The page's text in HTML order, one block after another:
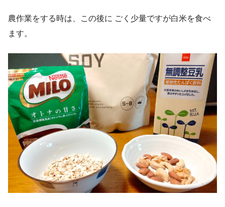
農作業をする時は、この後に ごく少量ですが白米を食べ
ます。